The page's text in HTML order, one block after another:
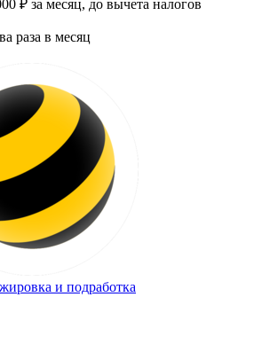
₽ за месяц, до вычета налогов
раза в месяц
и подработка